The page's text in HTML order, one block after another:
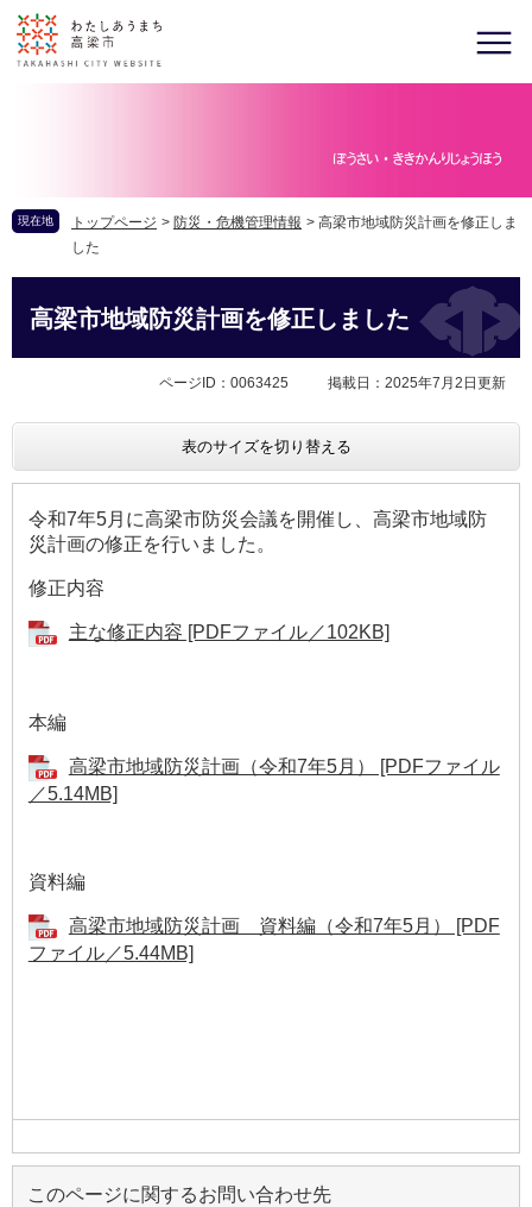
現在地 トップページ > 防災・危機管理情報 > 高梁市地域防災計画を修正しま
した
高梁市地域防災計画を修正しました
ページID：0063425 掲載日：2025年7月2日更新
表のサイズを切り替える
令和7年5月に高梁市防災会議を開催し、高梁市地域防
災計画の修正を行いました。
修正内容
主な修正内容 [PDFファイル／102KB]
本編
高梁市地域防災計画（令和7年5月） [PDFファイル
／5.14MB]
資料編
高梁市地域防災計画 資料編（令和7年5月） [PDF
ファイル／5.44MB]
このページに関するお問い合わせ先